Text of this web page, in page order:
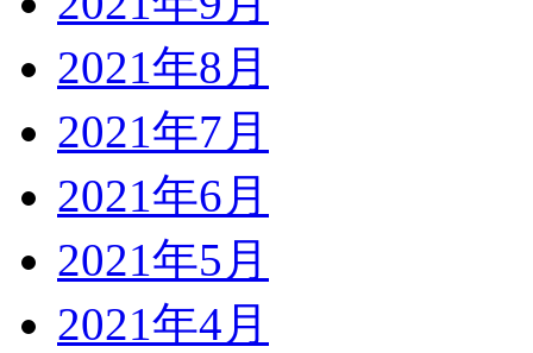
2021年8月
2021年7月
2021年6月
2021年5月
2021年4月